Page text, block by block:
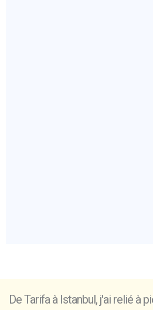
De Tarifa à Istanbul, j'ai relié à